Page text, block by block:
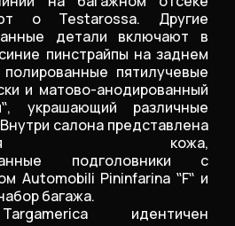
о Testarossa. Другие
детали включают в
пинстрайпы на заднем
пятилучевые
и матово-анодированный
украшающий различные
салона представлена
кожа,
подголовники с
Automobili Pininfarina ‟F‟ и
багажа.
идентичен